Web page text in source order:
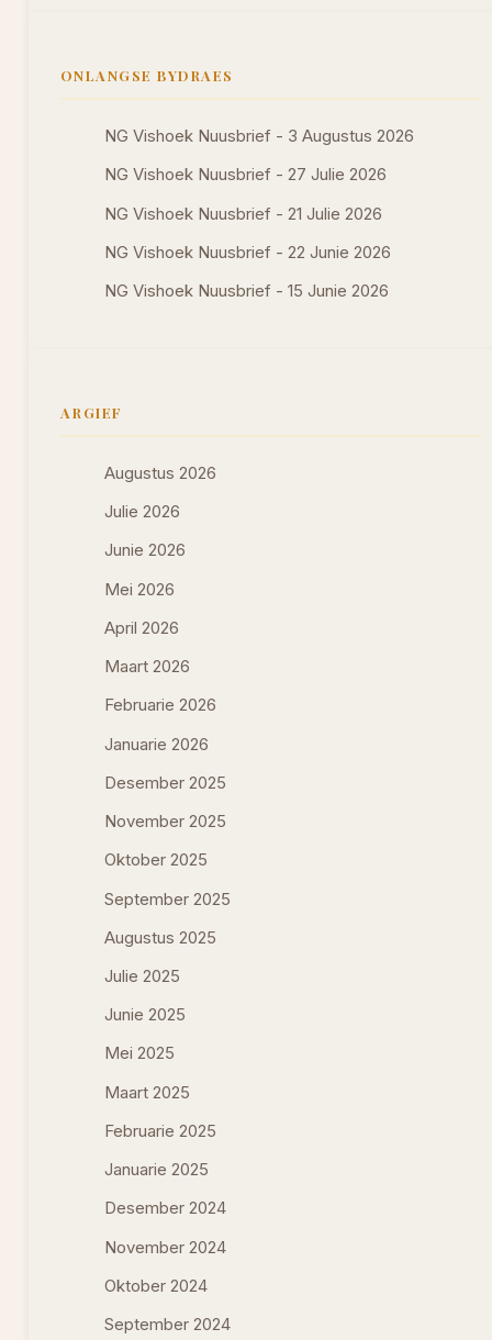
ONLANGSE BYDRAES
NG Vishoek Nuusbrief - 3 Augustus 2026
NG Vishoek Nuusbrief - 27 Julie 2026
NG Vishoek Nuusbrief - 21 Julie 2026
NG Vishoek Nuusbrief - 22 Junie 2026
NG Vishoek Nuusbrief - 15 Junie 2026
ARGIEF
Augustus 2026
Julie 2026
Junie 2026
Mei 2026
April 2026
Maart 2026
Februarie 2026
Januarie 2026
Desember 2025
November 2025
Oktober 2025
September 2025
Augustus 2025
Julie 2025
Junie 2025
Mei 2025
Maart 2025
Februarie 2025
Januarie 2025
Desember 2024
November 2024
Oktober 2024
September 2024